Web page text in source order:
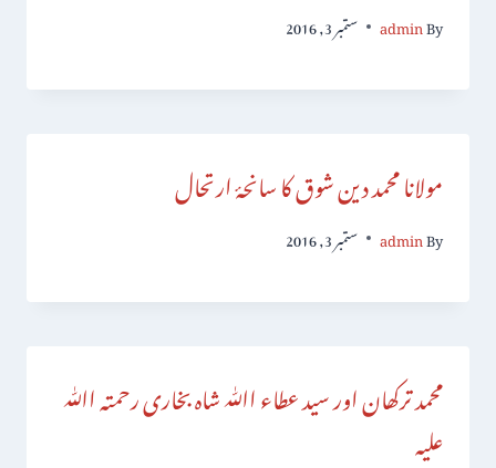
By
admin ستمبر 3, 2016
مولانا محمد دین شوق کا سانحۂ ارتحال
By
admin ستمبر 3, 2016
محمد ترکھان اور سید عطاء اﷲ شاہ بخاری رحمتہ اﷲ
علیہ